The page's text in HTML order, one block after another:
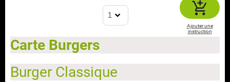
1
Ajouter une
instruction
Carte Burgers
Burger Classique